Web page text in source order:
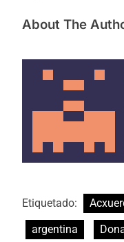
About The
Etiquetado:
argentina